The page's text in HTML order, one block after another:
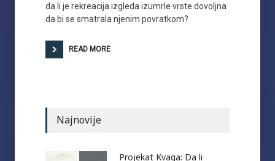
da li je rekreacija izgleda izumrle vrste dovoljna
da bi se smatrala njenim povratkom?
READ MORE
Najnovije
Projekat Kvaga: Da li